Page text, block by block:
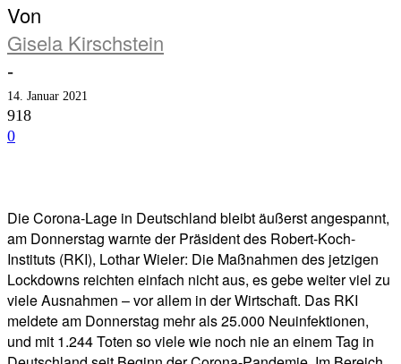
Von
Gisela Kirschstein
-
14. Januar 2021
918
0
Die Corona-Lage in Deutschland bleibt äußerst angespannt,
am Donnerstag warnte der Präsident des Robert-Koch-
Instituts (RKI), Lothar Wieler: Die Maßnahmen des jetzigen
Lockdowns reichten einfach nicht aus, es gebe weiter viel zu
viele Ausnahmen – vor allem in der Wirtschaft. Das RKI
meldete am Donnerstag mehr als 25.000 Neuinfektionen,
und mit 1.244 Toten so viele wie noch nie an einem Tag in